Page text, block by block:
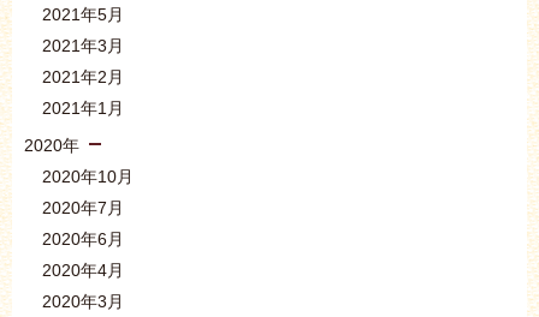
2021年5月
2021年3月
2021年2月
2021年1月
2020年
2020年10月
2020年7月
2020年6月
2020年4月
2020年3月